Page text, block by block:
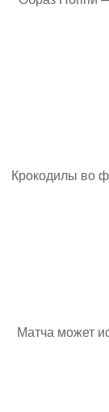
Крокодилы во
Матча может